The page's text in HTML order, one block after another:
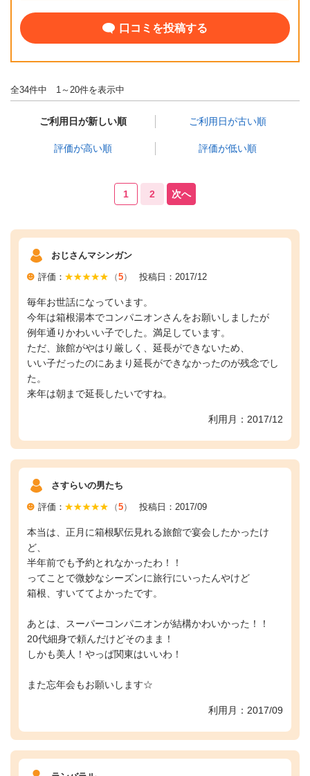
口コミを投稿する
全34件中 1～20件を表示中
ご利用日が新しい順 ご利用日が古い順
評価が高い順 評価が低い順
1 2 次へ
おじさんマシンガン
評価： （5） 投稿日：2017/12
毎年お世話になっています。
今年は箱根湯本でコンパニオンさんをお願いしましたが
例年通りかわいい子でした。満足しています。
ただ、旅館がやはり厳しく、延長ができないため、
いい子だったのにあまり延長ができなかったのが残念でし
た。
来年は朝まで延長したいですね。
利用月：2017/12
さすらいの男たち
評価： （5） 投稿日：2017/09
本当は、正月に箱根駅伝見れる旅館で宴会したかったけ
ど、
半年前でも予約とれなかったわ！！
ってことで微妙なシーズンに旅行にいったんやけど
箱根、すいててよかったです。
あとは、スーパーコンパニオンが結構かわいかった！！
20代細身で頼んだけどそのまま！
しかも美人！やっぱ関東はいいわ！
また忘年会もお願いします☆
利用月：2017/09